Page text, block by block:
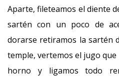
Aparte, fileteamos el diente
sartén con un poco de
dorarse retiramos la sartén
temple, vertemos el jugo
horno y ligamos todo